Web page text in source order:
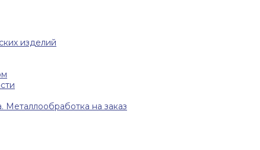
изделий
Металлообработка на заказ